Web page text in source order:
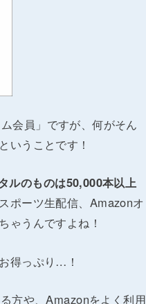
会員」ですが、何がそん
ということです！
ルのものは50,000本以上
ポーツ生配信、Amazonオ
ゃうんですよね！
得っぷり…！
方や、Amazonをよく利用